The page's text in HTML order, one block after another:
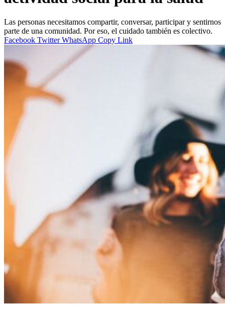
Las personas necesitamos compartir, conversar, participar y sentirnos
parte de una comunidad. Por eso, el cuidado también es colectivo.
Facebook Twitter WhatsApp Copy Link